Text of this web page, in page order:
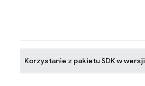
Korzystanie z pakietu SDK w wersji